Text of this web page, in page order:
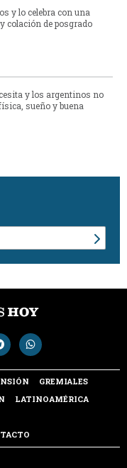
y lo celebra con una
colación de posgrado
y los argentinos no
sueño y buena
GREMIALES
LATINOAMÉRICA